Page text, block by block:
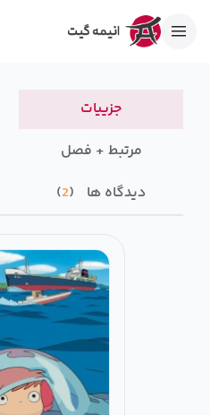
جزییات
مرتبط + فصل
دیدگاه ها
2